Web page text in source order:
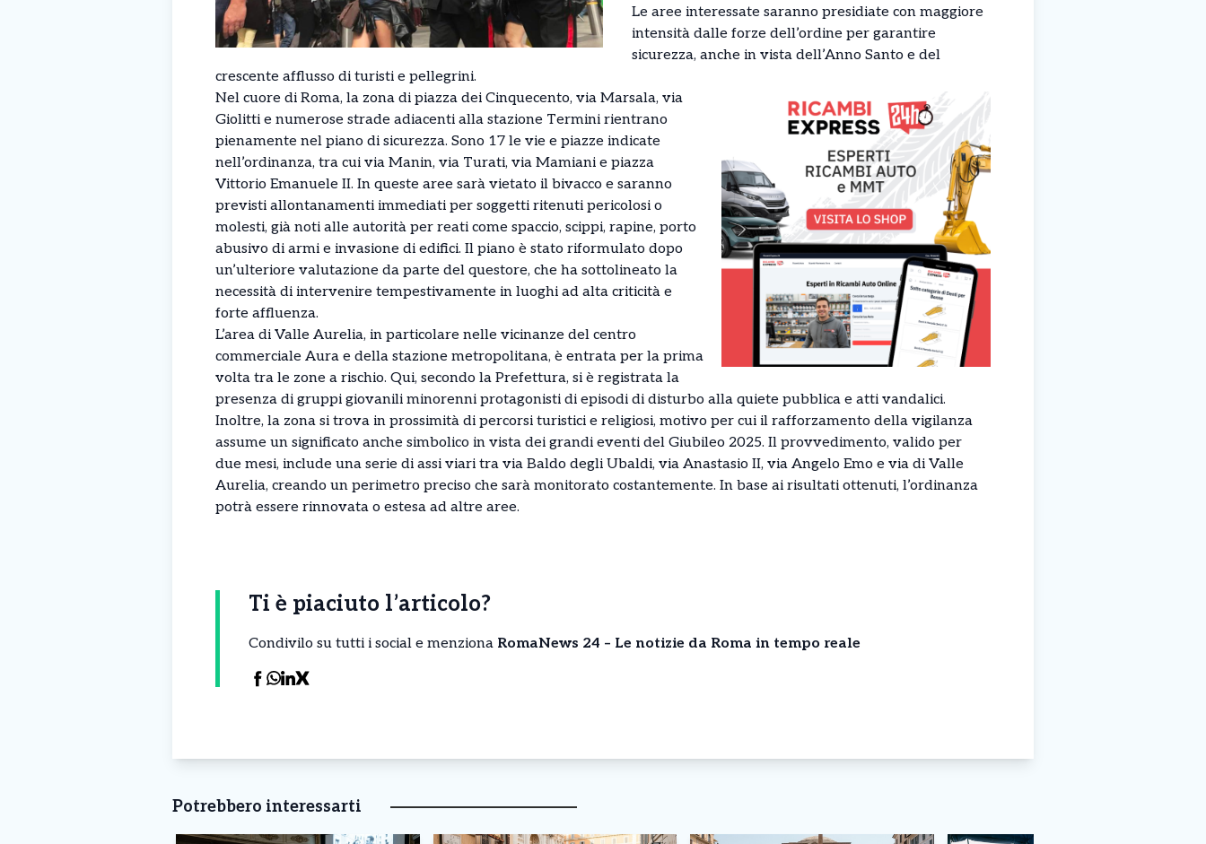
Le aree interessate saranno presidiate con maggiore
intensità dalle forze dell’ordine per garantire
sicurezza, anche in vista dell’Anno Santo e del
crescente afflusso di turisti e pellegrini.
Nel cuore di Roma, la zona di piazza dei Cinquecento, via Marsala, via
Giolitti e numerose strade adiacenti alla stazione Termini rientrano
pienamente nel piano di sicurezza. Sono 17 le vie e piazze indicate
nell’ordinanza, tra cui via Manin, via Turati, via Mamiani e piazza
Vittorio Emanuele II. In queste aree sarà vietato il bivacco e saranno
previsti allontanamenti immediati per soggetti ritenuti pericolosi o
molesti, già noti alle autorità per reati come spaccio, scippi, rapine, porto
abusivo di armi e invasione di edifici. Il piano è stato riformulato dopo
un’ulteriore valutazione da parte del questore, che ha sottolineato la
necessità di intervenire tempestivamente in luoghi ad alta criticità e
forte affluenza.
L’area di Valle Aurelia, in particolare nelle vicinanze del centro
commerciale Aura e della stazione metropolitana, è entrata per la prima
volta tra le zone a rischio. Qui, secondo la Prefettura, si è registrata la
presenza di gruppi giovanili minorenni protagonisti di episodi di disturbo alla quiete pubblica e atti vandalici.
Inoltre, la zona si trova in prossimità di percorsi turistici e religiosi, motivo per cui il rafforzamento della vigilanza
assume un significato anche simbolico in vista dei grandi eventi del Giubileo 2025. Il provvedimento, valido per
due mesi, include una serie di assi viari tra via Baldo degli Ubaldi, via Anastasio II, via Angelo Emo e via di Valle
Aurelia, creando un perimetro preciso che sarà monitorato costantemente. In base ai risultati ottenuti, l’ordinanza
potrà essere rinnovata o estesa ad altre aree.
Ti è piaciuto l’articolo?
Condivilo su tutti i social e menziona RomaNews 24 – Le notizie da Roma in tempo reale
Potrebbero interessarti